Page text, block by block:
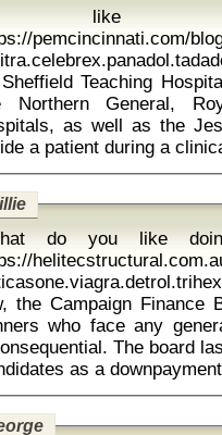
like
pemcincinnati.com/
Teaching
Northern General,
as well as the
do you like
the Campaign Finance
who face any
The board